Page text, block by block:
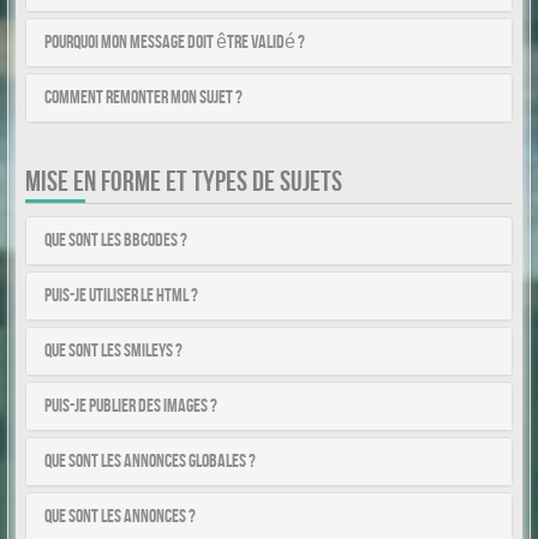
Pourquoi mon message doit être validé ?
Comment remonter mon sujet ?
MISE EN FORME ET TYPES DE SUJETS
Que sont les BBCodes ?
Puis-je utiliser le HTML ?
Que sont les smileys ?
Puis-je publier des images ?
Que sont les annonces globales ?
Que sont les annonces ?